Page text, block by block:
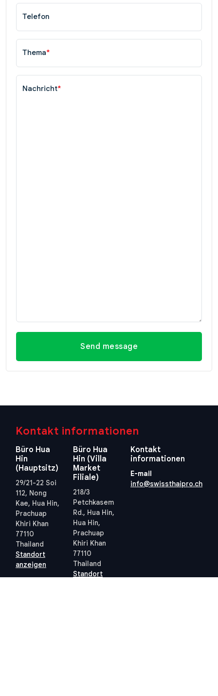
Telefon
Thema*
Nachricht*
Send message
Kontakt informationen
Büro Hua
Hin
(Hauptsitz)
29/21-22 Soi
112, Nong
Kae, Hua Hin,
Prachuap
Khiri Khan
77110
Thailand
Standort
anzeigen
Büro Hua
Hin (Villa
Market
Filiale)
218/3
Petchkasem
Rd., Hua Hin,
Hua Hin,
Prachuap
Khiri Khan
77110
Thailand
Standort
Kontakt
informationen
E-mail
info@swissthaipro.ch